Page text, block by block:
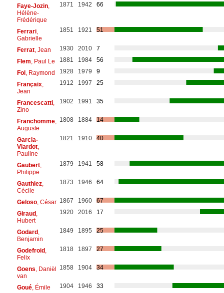
Faye-Jozin,
Hélène-
Frédérique
1871 1942 66
Ferrari,
Gabrielle
1851 1921 51
Ferrat, Jean 1930 2010
7
Flem , Paul Le 1881 1984
56
Fol, Raymond 1928 1979
9
Françaix,
Jean
1912 1997 25
Francescatti,
Zino
1902 1991 35
Franchomme,
Auguste
1808 1884 14
Garcia-
Viardot,
Pauline
1821 1910 40
Gaubert,
Philippe
1879 1941 58
Gauthiez,
Cécile
1873 1946 64
Geloso, César 1867 1960
67
Giraud,
Hubert
1920 2016 17
Godard,
Benjamin
1849 1895 25
Godefroid,
Felix
1818 1897 27
Goens , Daniël
van
1858 1904 34
Goué, Émile 1904 1946
33